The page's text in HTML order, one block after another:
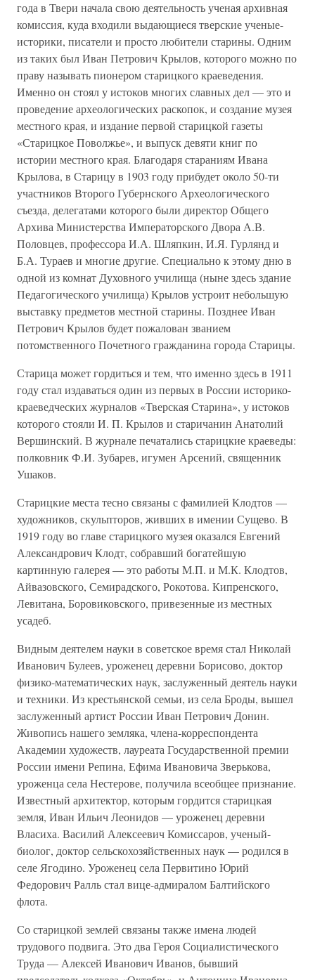
года в Твери начала свою деятельность ученая архивная
комиссия, куда входили выдающиеся тверские ученые-
историки, писатели и просто любители старины. Одним
из таких был Иван Петрович Крылов, которого можно по
праву называть пионером старицкого краеведения.
Именно он стоял у истоков многих славных дел — это и
проведение археологических раскопок, и создание музея
местного края, и издание первой старицкой газеты
«Старицкое Поволжье», и выпуск девяти книг по
истории местного края. Благодаря стараниям Ивана
Крылова, в Старицу в 1903 году прибудет около 50-ти
участников Второго Губернского Археологического
съезда, делегатами которого были директор Общего
Архива Министерства Императорского Двора А.В.
Половцев, профессора И.А. Шляпкин, И.Я. Гурлянд и
Б.А. Тураев и многие другие. Специально к этому дню в
одной из комнат Духовного училища (ныне здесь здание
Педагогического училища) Крылов устроит небольшую
выставку предметов местной старины. Позднее Иван
Петрович Крылов будет пожалован званием
потомственного Почетного гражданина города Старицы.
Старица может гордиться и тем, что именно здесь в 1911
году стал издаваться один из первых в России историко-
краеведческих журналов «Тверская Старина», у истоков
которого стояли И. П. Крылов и старичанин Анатолий
Вершинский. В журнале печатались старицкие краеведы:
полковник Ф.И. Зубарев, игумен Арсений, священник
Ушаков.
Старицкие места тесно связаны с фамилией Клодтов —
художников, скульпторов, живших в имении Сущево. В
1919 году во главе старицкого музея оказался Евгений
Александрович Клодт, собравший богатейшую
картинную галерея — это работы М.П. и М.К. Клодтов,
Айвазовского, Семирадского, Рокотова. Кипренского,
Левитана, Боровиковского, привезенные из местных
усадеб.
Видным деятелем науки в советское время стал Николай
Иванович Булеев, уроженец деревни Борисово, доктор
физико-математических наук, заслуженный деятель науки
и техники. Из крестьянской семьи, из села Броды, вышел
заслуженный артист России Иван Петрович Донин.
Живопись нашего земляка, члена-корреспондента
Академии художеств, лауреата Государственной премии
России имени Репина, Ефима Ивановича Зверькова,
уроженца села Нестерове, получила всеобщее признание.
Известный архитектор, которым гордится старицкая
земля, Иван Ильич Леонидов — уроженец деревни
Власиха. Василий Алексеевич Комиссаров, ученый-
биолог, доктор сельскохозяйственных наук — родился в
селе Ягодино. Уроженец села Первитино Юрий
Федорович Ралль стал вице-адмиралом Балтийского
флота.
Со старицкой землей связаны также имена людей
трудового подвига. Это два Героя Социалистического
Труда — Алексей Иванович Иванов, бывший